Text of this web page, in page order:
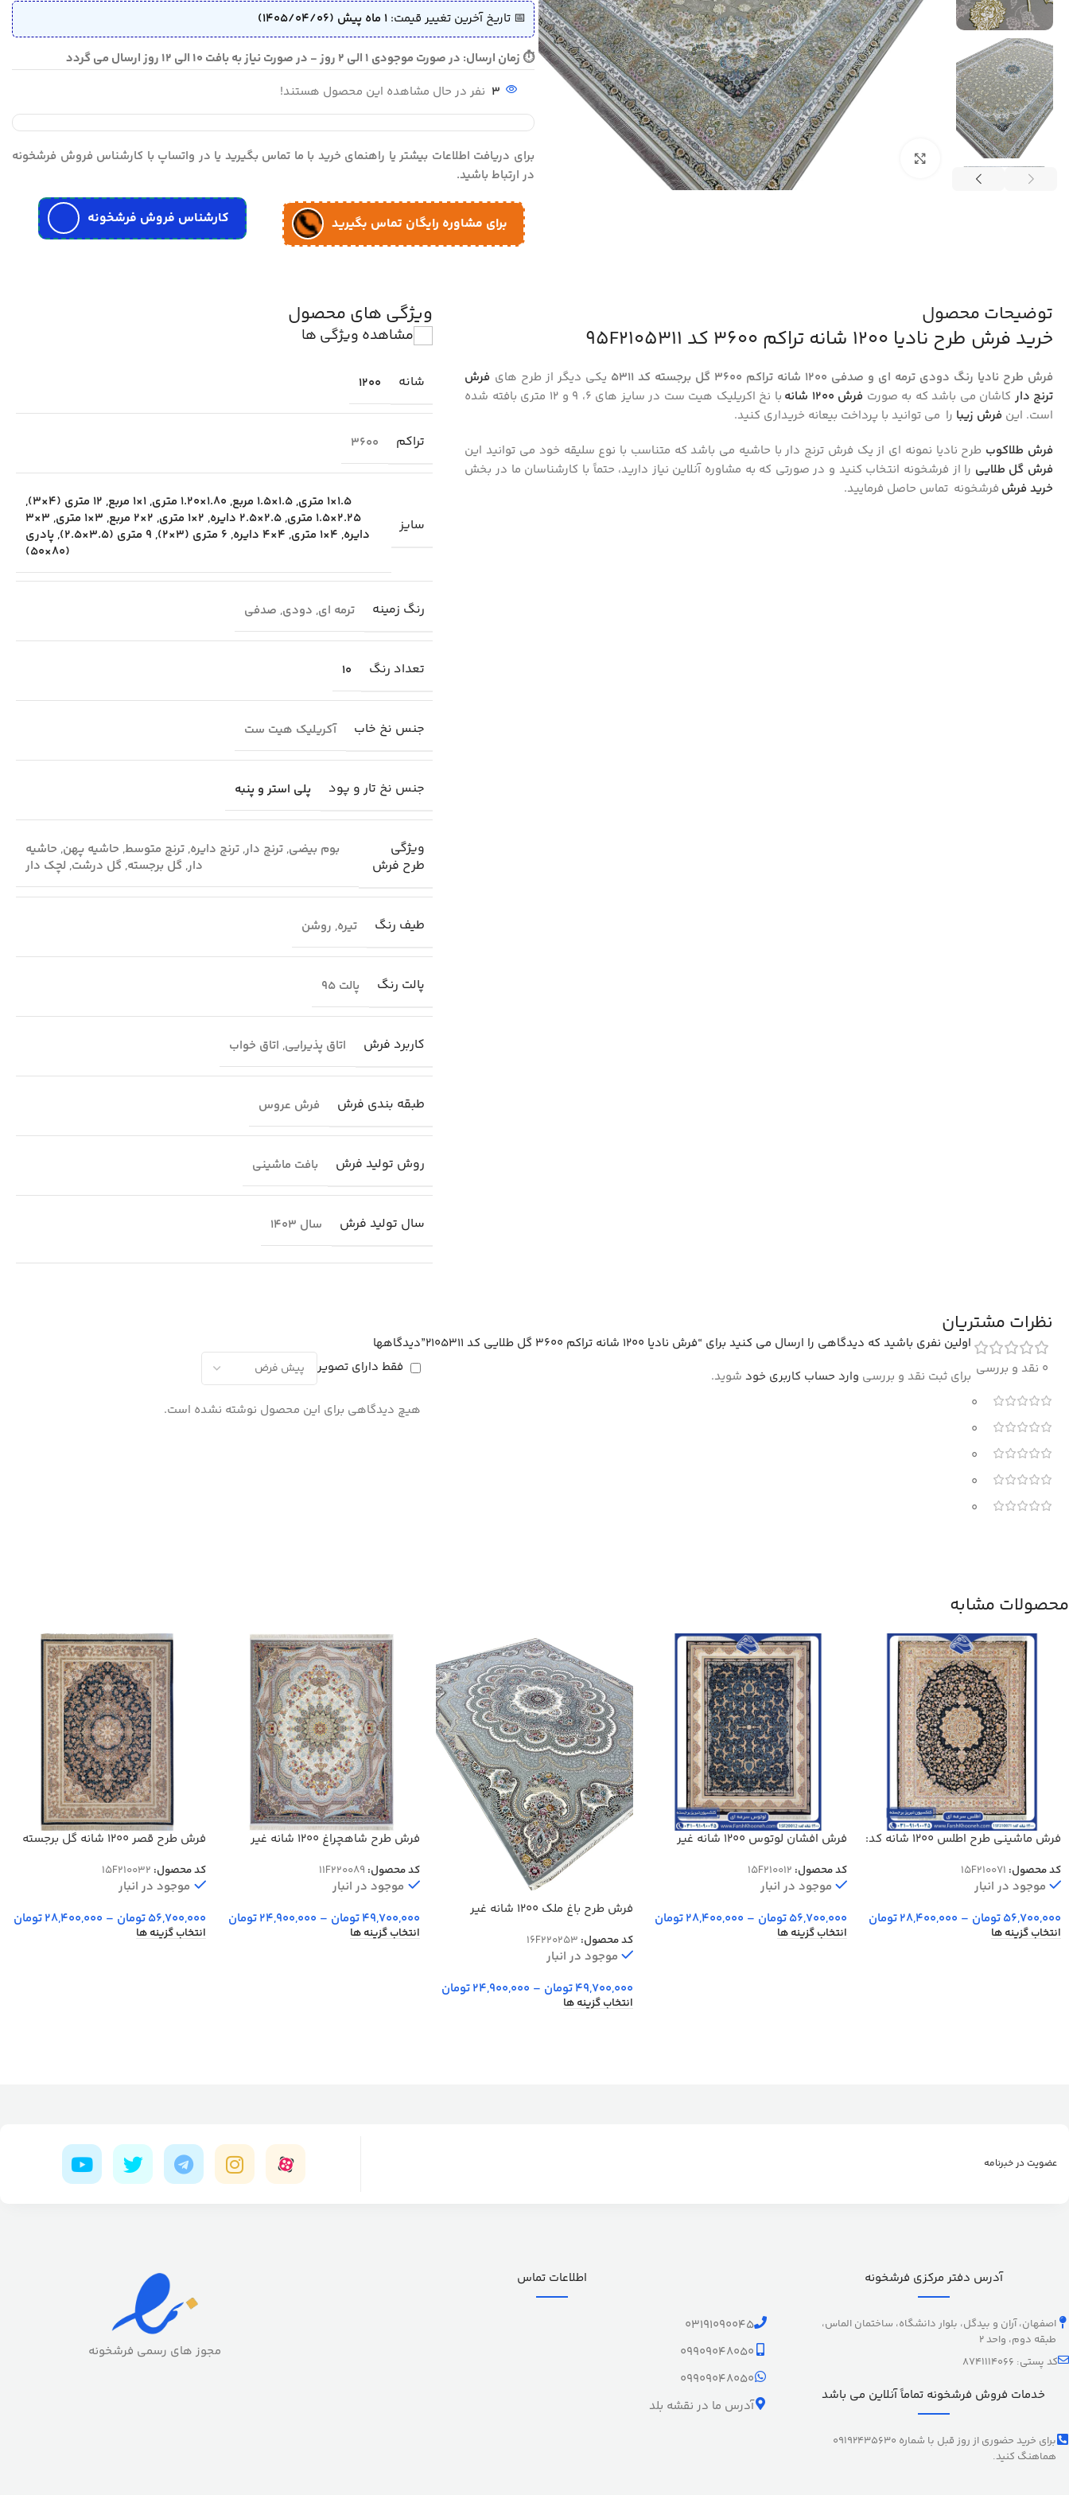
📅 تاریخ آخرین تغییر قیمت: 1 ماه پیش (1405/04/06)
⏱ زمان ارسال: در صورت موجودی 1 الی 2 روز - در صورت نیاز به بافت 10 الی 12 روز ارسال می گردد
3 نفر در حال مشاهده این محصول هستند!
برای دریافت اطلاعات بیشتر یا راهنمای خرید با ما تماس بگیرید یا در واتساپ با کارشناس فروش فرشخونه
در ارتباط باشید.
برای مشاوره رایگان تماس بگیرید کارشناس فروش فرشخونه
توضیحات محصول
خرید فرش طرح نادیا 1200 شانه تراکم 3600 کد 95F2105311
فرش طرح نادیا رنگ دودی ترمه ای و صدفی 1200 شانه تراکم 3600 گل برجسته کد 5311 یکی دیگر از طرح های فرش
ترنج دار کاشان می باشد که به صورت فرش ۱۲۰۰ شانه
با نخ اکریلیک هیت ست در سایز های 6، 9 و 12 متری بافته شده
است. این فرش زیبا را می توانید با پرداخت بیعانه خریداری کنید.
فرش طلاکوب طرح نادیا نمونه ای از یک فرش ترنج دار با حاشیه می باشد که متناسب با نوع سلیقه خود می توانید این
فرش گل طلایی را از فرشخونه انتخاب کنید و در صورتی که به مشاوره آنلاین نیاز دارید، حتماً با کارشناسان ما در بخش
خرید فرش فرشخونه تماس حاصل فرمایید.
ویژگی های محصول
مشاهده ویژگی ها
شانه 1200
تراکم 3600
سایز
1.5×1 متری ,1.5×1.5 مربع , 1.80×1.20 متری ,1×1 مربع , 12 متری (4×3)
,
2.25×1.5 متری
,2.5×2.5 دایره , 2×1 متری , 2×2 مربع , 3×1 متری ,
3×3
دایره, 4×1 متری , 4×4 دایره , 6 متری (3×2) , 9 متری (3.5×2.5) ,پادری
(80×50)
رنگ زمینه ترمه ای, دودی, صدفی
تعداد رنگ 10
جنس نخ خاب آکریلیک هیت ست
جنس نخ تار و پود پلی استر و پنبه
ویژگی
طرح فرش
بوم بیضی, ترنج دار, ترنج دایره, ترنج متوسط, حاشیه پهن, حاشیه
دار, گل برجسته, گل درشت, لچک دار
طیف رنگ تیره, روشن
پالت رنگ پالت 95
کاربرد فرش اتاق پذیرایی, اتاق خواب
طبقه بندی فرش فرش عروس
روش تولید فرش بافت ماشینی
سال تولید فرش سال 1403
نظرات مشتریان
0 نقد و بررسی
0
0
0
0
0
دیدگاهها
فقط دارای تصویر
هیچ دیدگاهی برای این محصول نوشته نشده است.
اولین نفری باشید که دیدگاهی را ارسال می کنید برای “فرش نادیا 1200 شانه تراکم 3600 گل طلایی کد 2105311”
برای ثبت نقد و بررسی وارد حساب کاربری خود شوید.
محصولات مشابه
فرش ماشینی طرح اطلس 1200 شانه کد:
کد محصول: 15F210071
موجود در انبار
56,700,000تومان –
28,400,000تومان
انتخاب گزینه ها
فرش افشان لوتوس 1200 شانه غیر
کد محصول: 15F210012
موجود در انبار
56,700,000تومان –
28,400,000تومان
انتخاب گزینه ها
فرش طرح باغ ملک 1200 شانه غیر
کد محصول: 16F220253
موجود در انبار
49,700,000تومان –
24,900,000تومان
انتخاب گزینه ها
فرش طرح شاهچراغ 1200 شانه غیر
کد محصول: 11F220089
موجود در انبار
49,700,000تومان –
24,900,000تومان
انتخاب گزینه ها
فرش طرح قصر 1200 شانه گل برجسته
کد محصول: 15F210032
موجود در انبار
56,700,000تومان –
28,400,000تومان
انتخاب گزینه ها
عضویت در خبرنامه
آدرس دفتر مرکزی فرشخونه
اصفهان، آران و بیدگل، بلوار دانشگاه، ساختمان الماس،
طبقه دوم، واحد 2
کد پستی: 8741114066
خدمات فروش فرشخونه تماماً آنلاین می باشد
برای خرید حضوری از روز قبل با شماره 09192435630
هماهنگ کنید.
اطلاعات تماس
03191090045
09909048050
09909048050
آدرس ما در نقشه بلد
مجوز های رسمی فرشخونه